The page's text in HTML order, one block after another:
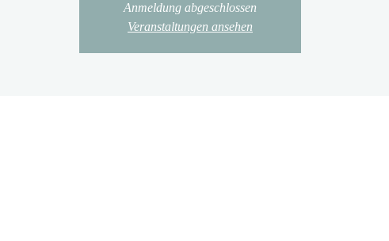
Anmeldung abgeschlossen
Veranstaltungen ansehen